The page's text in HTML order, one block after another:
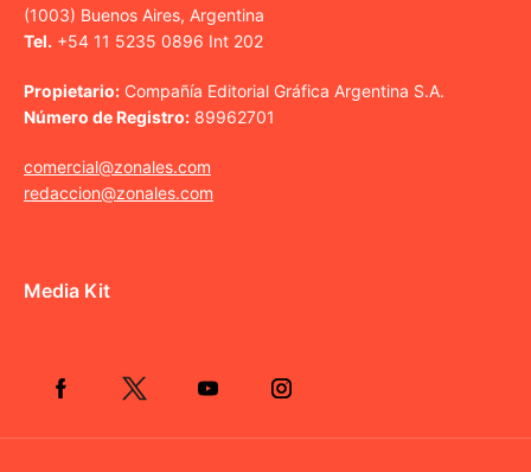
(1003) Buenos Aires, Argentina
Tel. +54 11 5235 0896 Int 202
Propietario: Compañía Editorial Gráfica Argentina S.A.
Número de Registro: 89962701
comercial@zonales.com
redaccion@zonales.com
Media Kit